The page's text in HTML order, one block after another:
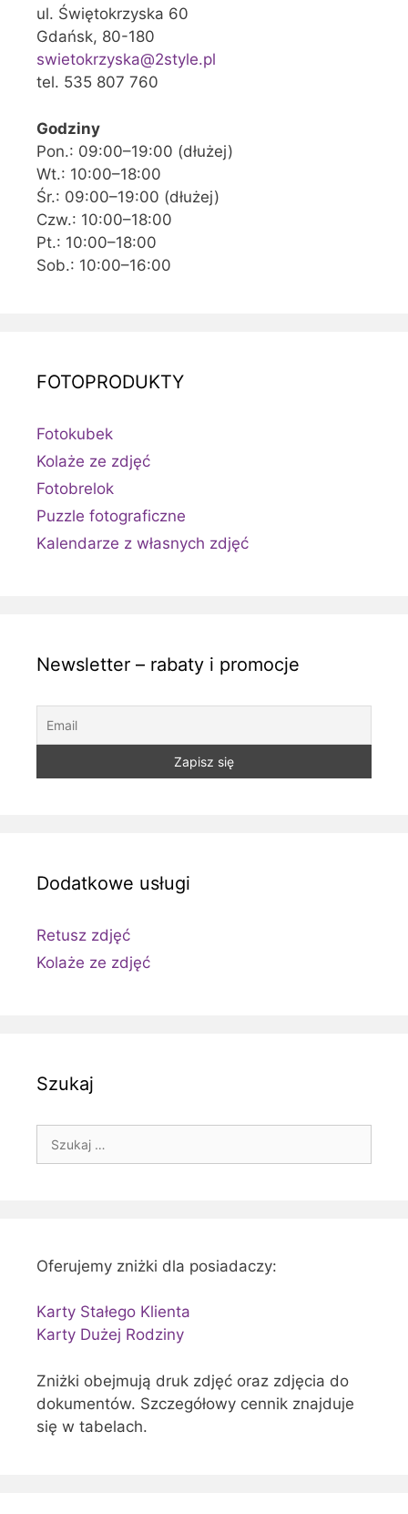
ul. Świętokrzyska 60
Gdańsk, 80-180
swietokrzyska@2style.pl
tel. 535 807 760
Godziny
Pon.: 09:00–19:00 (dłużej)
Wt.: 10:00–18:00
Śr.: 09:00–19:00 (dłużej)
Czw.: 10:00–18:00
Pt.: 10:00–18:00
Sob.: 10:00–16:00
FOTOPRODUKTY
Fotokubek
Kolaże ze zdjęć
Fotobrelok
Puzzle fotograficzne
Kalendarze z własnych zdjęć
Newsletter – rabaty i promocje
Dodatkowe usługi
Retusz zdjęć
Kolaże ze zdjęć
Szukaj
Oferujemy zniżki dla posiadaczy:
Karty Stałego Klienta
Karty Dużej Rodziny
Zniżki obejmują druk zdjęć oraz zdjęcia do
dokumentów. Szczegółowy cennik znajduje
się w tabelach.